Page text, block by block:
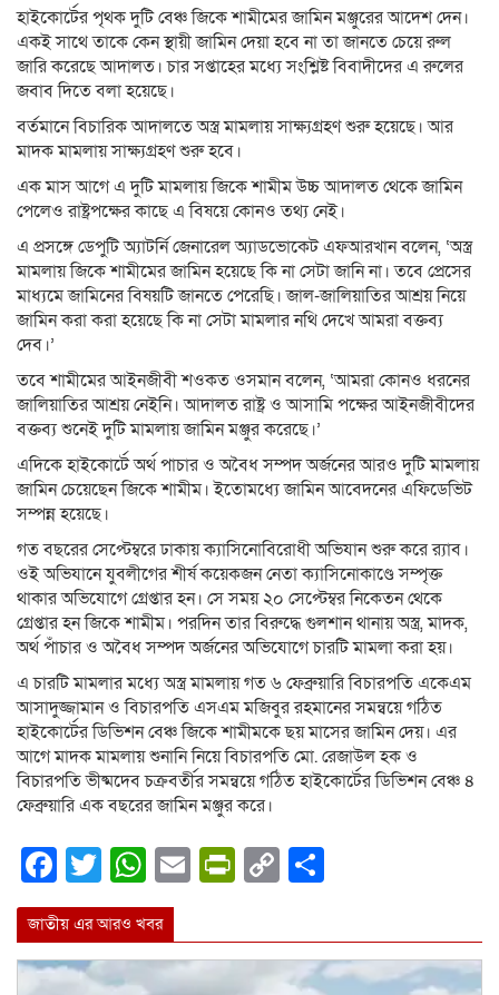
হাইকোর্টের পৃথক দুটি বেঞ্চ জিকে শামীমের জামিন মঞ্জুরের আদেশ দেন।
একই সাথে তাকে কেন স্থায়ী জামিন দেয়া হবে না তা জানতে চেয়ে রুল
জারি করেছে আদালত। চার সপ্তাহের মধ্যে সংশ্লিষ্ট বিবাদীদের এ রুলের
জবাব দিতে বলা হয়েছে।
বর্তমানে বিচারিক আদালতে অস্ত্র মামলায় সাক্ষ্যগ্রহণ শুরু হয়েছে। আর
মাদক মামলায় সাক্ষ্যগ্রহণ শুরু হবে।
এক মাস আগে এ দুটি মামলায় জিকে শামীম উচ্চ আদালত থেকে জামিন
পেলেও রাষ্ট্রপক্ষের কাছে এ বিষয়ে কোনও তথ্য নেই।
এ প্রসঙ্গে ডেপুটি অ্যাটর্নি জেনারেল অ্যাডভোকেট এফআরখান বলেন, ‘অস্ত্র
মামলায় জিকে শামীমের জামিন হয়েছে কি না সেটা জানি না। তবে প্রেসের
মাধ্যমে জামিনের বিষয়টি জানতে পেরেছি। জাল-জালিয়াতির আশ্রয় নিয়ে
জামিন করা করা হয়েছে কি না সেটা মামলার নথি দেখে আমরা বক্তব্য
দেব।’
তবে শামীমের আইনজীবী শওকত ওসমান বলেন, ‘আমরা কোনও ধরনের
জালিয়াতির আশ্রয় নেইনি। আদালত রাষ্ট্র ও আসামি পক্ষের আইনজীবীদের
বক্তব্য শুনেই দুটি মামলায় জামিন মঞ্জুর করেছে।’
এদিকে হাইকোর্টে অর্থ পাচার ও অবৈধ সম্পদ অর্জনের আরও দুটি মামলায়
জামিন চেয়েছেন জিকে শামীম। ইতোমধ্যে জামিন আবেদনের এফিডেভিট
সম্পন্ন হয়েছে।
গত বছরের সেপ্টেম্বরে ঢাকায় ক্যাসিনোবিরোধী অভিযান শুরু করে র‌্যাব।
ওই অভিযানে যুবলীগের শীর্ষ কয়েকজন নেতা ক্যাসিনোকাণ্ডে সম্পৃক্ত
থাকার অভিযোগে গ্রেপ্তার হন। সে সময় ২০ সেপ্টেম্বর নিকেতন থেকে
গ্রেপ্তার হন জিকে শামীম। পরদিন তার বিরুদ্ধে গুলশান থানায় অস্ত্র, মাদক,
অর্থ পাঁচার ও অবৈধ সম্পদ অর্জনের অভিযোগে চারটি মামলা করা হয়।
এ চারটি মামলার মধ্যে অস্ত্র মামলায় গত ৬ ফেব্রুয়ারি বিচারপতি একেএম
আসাদুজ্জামান ও বিচারপতি এসএম মজিবুর রহমানের সমন্বয়ে গঠিত
হাইকোর্টের ডিভিশন বেঞ্চ জিকে শামীমকে ছয় মাসের জামিন দেয়। এর
আগে মাদক মামলায় শুনানি নিয়ে বিচারপতি মো. রেজাউল হক ও
বিচারপতি ভীষ্মদেব চক্রবর্তীর সমন্বয়ে গঠিত হাইকোর্টের ডিভিশন বেঞ্চ ৪
ফেব্রুয়ারি এক বছরের জামিন মঞ্জুর করে।
Facebook
Twitter
WhatsApp
EmailPrintFriendly
Copy
জাতীয় এর আরও খবর